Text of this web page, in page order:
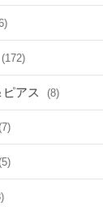
(172)
アス (8)